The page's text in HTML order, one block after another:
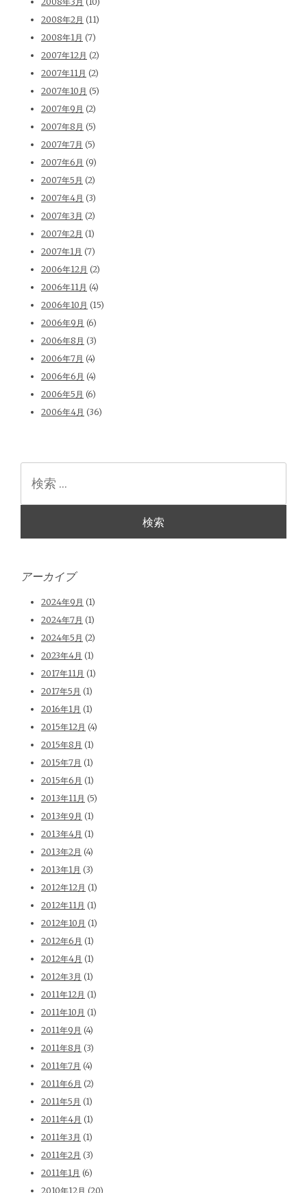
2008年2月 (11)
2008年1月 (7)
2007年12月 (2)
2007年11月 (2)
2007年10月 (5)
2007年9月 (2)
2007年8月 (5)
2007年7月 (5)
2007年6月 (9)
2007年5月 (2)
2007年4月 (3)
2007年3月 (2)
2007年2月 (1)
2007年1月 (7)
2006年12月 (2)
2006年11月 (4)
2006年10月 (15)
2006年9月 (6)
2006年8月 (3)
2006年7月 (4)
2006年6月 (4)
2006年5月 (6)
2006年4月 (36)
アーカイブ
2024年9月 (1)
2024年7月 (1)
2024年5月 (2)
2023年4月 (1)
2017年11月 (1)
2017年5月 (1)
2016年1月 (1)
2015年12月 (4)
2015年8月 (1)
2015年7月 (1)
2015年6月 (1)
2013年11月 (5)
2013年9月 (1)
2013年4月 (1)
2013年2月 (4)
2013年1月 (3)
2012年12月 (1)
2012年11月 (1)
2012年10月 (1)
2012年6月 (1)
2012年4月 (1)
2012年3月 (1)
2011年12月 (1)
2011年10月 (1)
2011年9月 (4)
2011年8月 (3)
2011年7月 (4)
2011年6月 (2)
2011年5月 (1)
2011年4月 (1)
2011年3月 (1)
2011年2月 (3)
2011年1月 (6)
2010年12月 (20)